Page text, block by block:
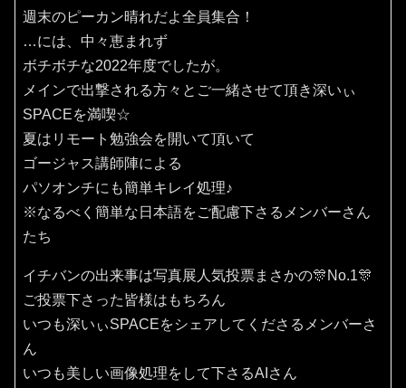
週末のピーカン晴れだよ全員集合！
…には、中々恵まれず
ボチボチな2022年度でしたが。
メインで出撃される方々とご一緒させて頂き深いぃ
SPACEを満喫☆
夏はリモート勉強会を開いて頂いて
ゴージャス講師陣による
パソオンチにも簡単キレイ処理♪
※なるべく簡単な日本語をご配慮下さるメンバーさん
たち
イチバンの出来事は写真展人気投票まさかの🎊No.1🎊
ご投票下さった皆様はもちろん
いつも深いぃSPACEをシェアしてくださるメンバーさ
ん
いつも美しい画像処理をして下さるAIさん